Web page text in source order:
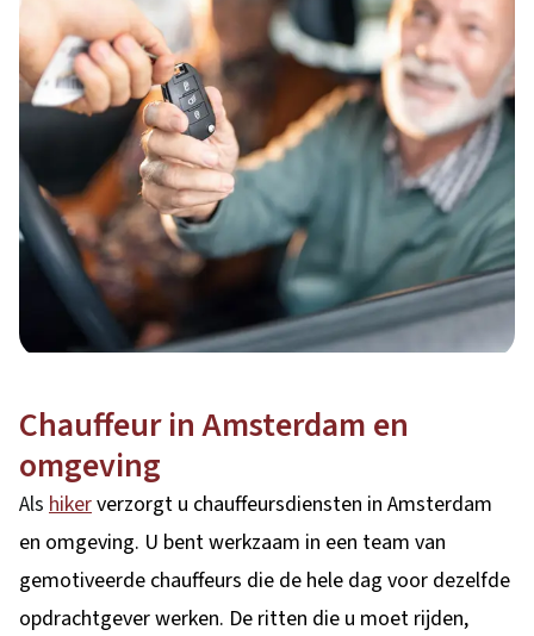
Chauffeur in Amsterdam en
omgeving
Als hikerverzorgt u chauffeursdiensten in Amsterdam
en omgeving. U bent werkzaam in een team van
gemotiveerde chauffeurs die de hele dag voor dezelfde
opdrachtgever werken. De ritten die u moet rijden,